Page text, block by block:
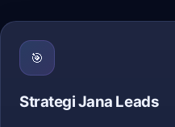
🎯
Strategi Jana Leads